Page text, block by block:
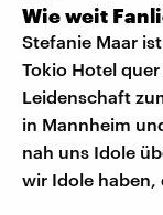
Wie weit
Stefanie Maar
Tokio Hotel
Leidenschaft
in Mannheim
nah uns Idole
wir Idole haben,